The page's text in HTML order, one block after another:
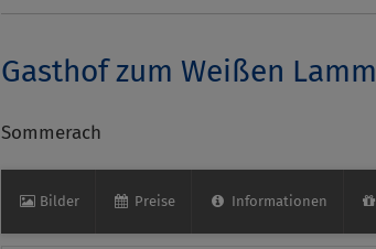
Gasthof zum Weißen Lamm
Sommerach
Bilder Preise Informationen